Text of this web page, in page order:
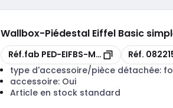
Wallbox-Piédestal Eiffel Basic
Copie
Réf.fab PED-EIFBS-MONO Copie
Réf.
type d'accessoire/pièce détachée:
accessoire: Oui
Article en stock standard